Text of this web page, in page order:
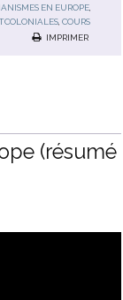
EN EUROPE
,COURS
IMPRIMER
(résumé